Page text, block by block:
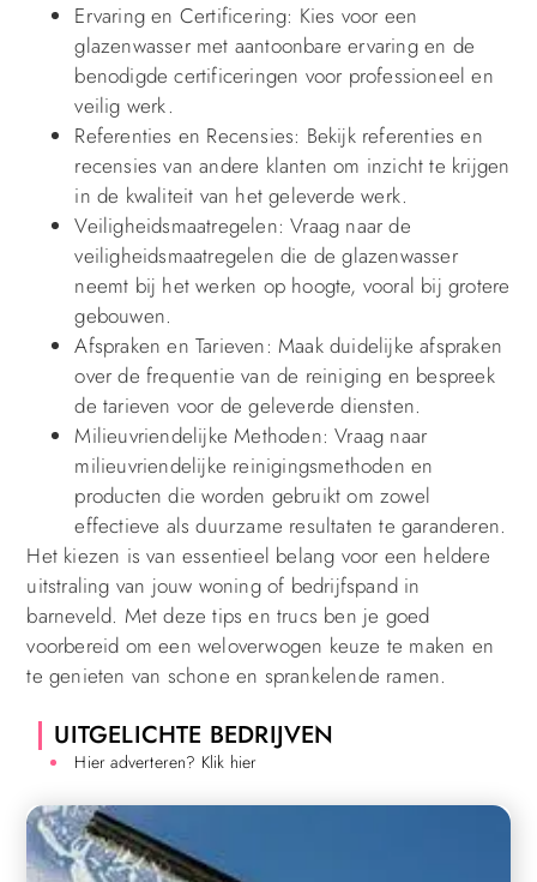
Ervaring en Certificering: Kies voor een
glazenwasser met aantoonbare ervaring en de
benodigde certificeringen voor professioneel en
veilig werk.
Referenties en Recensies: Bekijk referenties en
recensies van andere klanten om inzicht te krijgen
in de kwaliteit van het geleverde werk.
Veiligheidsmaatregelen: Vraag naar de
veiligheidsmaatregelen die de glazenwasser
neemt bij het werken op hoogte, vooral bij grotere
gebouwen.
Afspraken en Tarieven: Maak duidelijke afspraken
over de frequentie van de reiniging en bespreek
de tarieven voor de geleverde diensten.
Milieuvriendelijke Methoden: Vraag naar
milieuvriendelijke reinigingsmethoden en
producten die worden gebruikt om zowel
effectieve als duurzame resultaten te garanderen.
Het kiezen is van essentieel belang voor een heldere
uitstraling van jouw woning of bedrijfspand in
barneveld. Met deze tips en trucs ben je goed
voorbereid om een weloverwogen keuze te maken en
te genieten van schone en sprankelende ramen.
UITGELICHTE BEDRIJVEN
Hier adverteren? Klik hier